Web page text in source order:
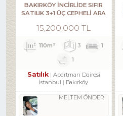
BAKIRKÖY İNCİRLİDE SIFIR
SATILIK 3+1 ÜÇ CEPHELİ ARA
15,200,000 TL
110m² 3
1
1
Satılık
Apartman Dairesi
İstanbul
Bakırköy
MELTEM ÖNDER